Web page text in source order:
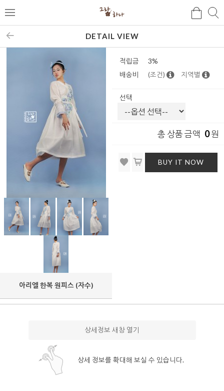
메
뉴
색
검
DETAIL VIEW
아리엘 한복 원피스 (자수)
적립금
3%
배송비
(조건) 지역별
선택
총 상품 금액 0원
BUY IT NOW
상세정보 새창 열기
상세 정보를 확대해 보실 수 있습니다.